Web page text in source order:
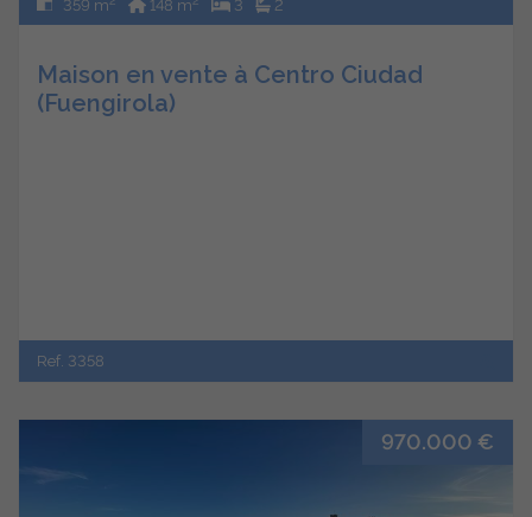
359 m 148 m 3 2
Maison en vente à Centro Ciudad
(Fuengirola)
Ref. 3358
970.000 €